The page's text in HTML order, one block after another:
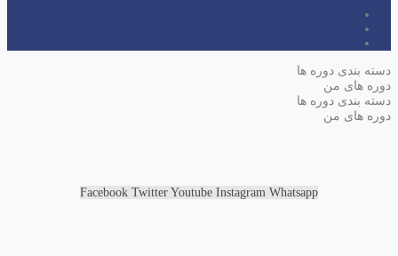
دسته بندی دوره ها
دوره های من
دسته بندی دوره ها
دوره های من
Facebook Twitter Youtube Instagram Whatsapp